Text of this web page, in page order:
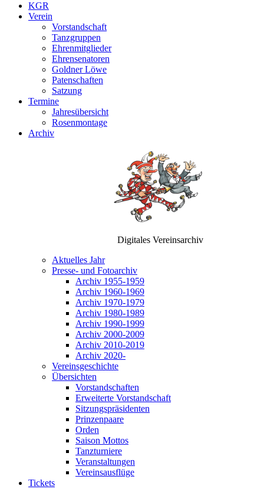
KGR
Verein
Vorstandschaft
Tanzgruppen
Ehrenmitglieder
Ehrensenatoren
Goldner Löwe
Patenschaften
Satzung
Termine
Jahresübersicht
Rosenmontage
Archiv
Digitales Vereinsarchiv
Aktuelles Jahr
Presse- und Fotoarchiv
Archiv 1955-1959
Archiv 1960-1969
Archiv 1970-1979
Archiv 1980-1989
Archiv 1990-1999
Archiv 2000-2009
Archiv 2010-2019
Archiv 2020-
Vereinsgeschichte
Übersichten
Vorstandschaften
Erweiterte Vorstandschaft
Sitzungspräsidenten
Prinzenpaare
Orden
Saison Mottos
Tanzturniere
Veranstaltungen
Vereinsausflüge
Tickets